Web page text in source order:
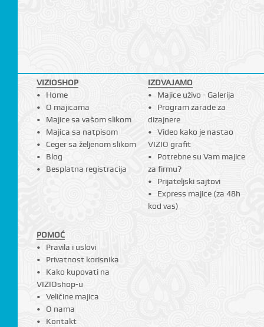
VIZIOSHOP
Home
O majicama
Majice sa vašom slikom
Majica sa natpisom
Ceger sa željenom slikom
Blog
Besplatna registracija
IZDVAJAMO
Majice uživo - Galerija
Program zarade za
dizajnere
Video kako je nastao
VIZIO grafit
Potrebne su Vam majice
za firmu?
Prijateljski sajtovi
Express majice (za 48h
kod vas)
POMOĆ
Pravila i uslovi
Privatnost korisnika
Kako kupovati na
VIZIOshop-u
Veličine majica
O nama
Kontakt